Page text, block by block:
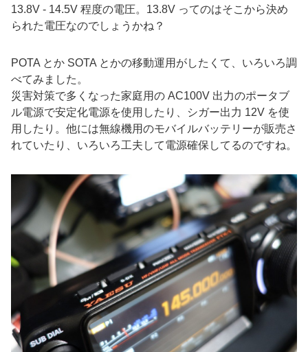
13.8V - 14.5V 程度の電圧。13.8V ってのはそこから決め
られた電圧なのでしょうかね？
POTA とか SOTA とかの移動運用がしたくて、いろいろ調
べてみました。
災害対策で多くなった家庭用の AC100V 出力のポータブ
ル電源で安定化電源を使用したり、シガー出力 12V を使
用したり。他には無線機用のモバイルバッテリーが販売さ
れていたり、いろいろ工夫して電源確保してるのですね。